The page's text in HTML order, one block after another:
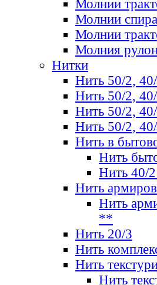
Молнии
Молнии
Молнии
Молния
Нитки
Нить 50/2,
Нить 50/2,
Нить 50/2,
Нить 50/2,
Нить в
Нить
Нить 40/
Нить
Нить
**
Нить 20/3
Нить
Нить
Нить